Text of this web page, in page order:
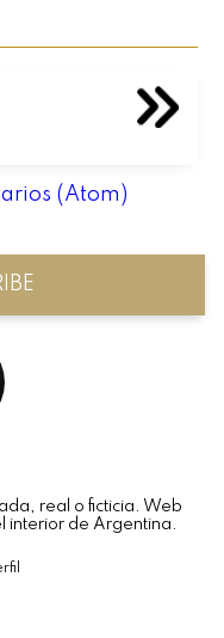
(Atom)
real o ficticia. Web
interior de Argentina.